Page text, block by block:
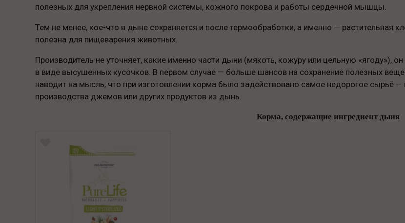
полезных для укрепления нервной системы, кожного покрова и работы сердечной мышцы.
Тем не менее, кое-что в дыне сохраняется и после термообработки, а именно — растительная
полезна для пищеварения животных.
Производитель не уточняет, какие именно части дыни (мякоть, кожуру или цельную «ягоду»),
в виде высушенных кусочков. В первом случае — больше шансов на сохранение полезных
наводит на мысль, что при изготовлении корма было задействовано самое недорогое сырьё
производства джемов или других продуктов из дынь.
Корма, содержащие ингредиент дыня